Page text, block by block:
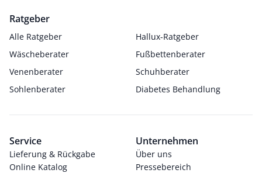
Ratgeber
Alle Ratgeber
Hallux-Ratgeber
Wäscheberater
Fußbettenberater
Venenberater
Schuhberater
Sohlenberater
Diabetes Behandlung
Service
Lieferung & Rückgabe
Online Katalog
Unternehmen
Über uns
Pressebereich